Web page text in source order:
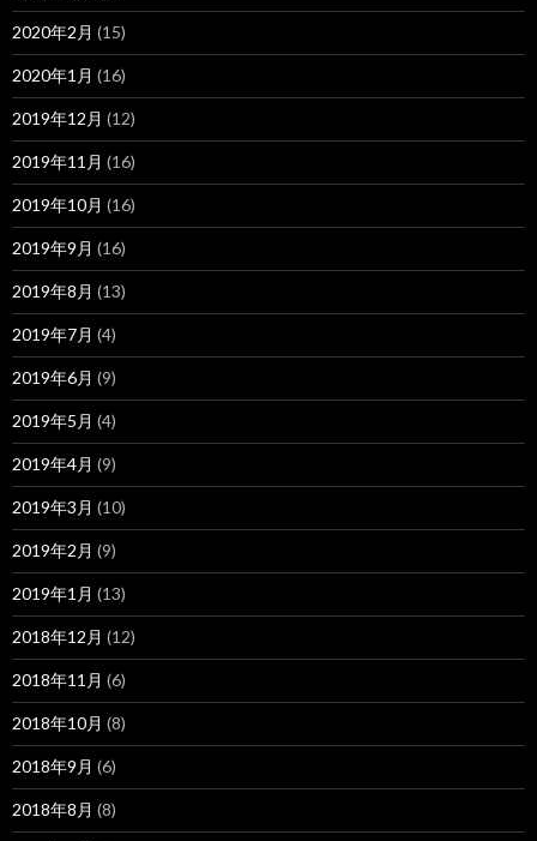
2020年2月 (15)
2020年1月 (16)
2019年12月 (12)
2019年11月 (16)
2019年10月 (16)
2019年9月 (16)
2019年8月 (13)
2019年7月 (4)
2019年6月 (9)
2019年5月 (4)
2019年4月 (9)
2019年3月 (10)
2019年2月 (9)
2019年1月 (13)
2018年12月 (12)
2018年11月 (6)
2018年10月 (8)
2018年9月 (6)
2018年8月 (8)